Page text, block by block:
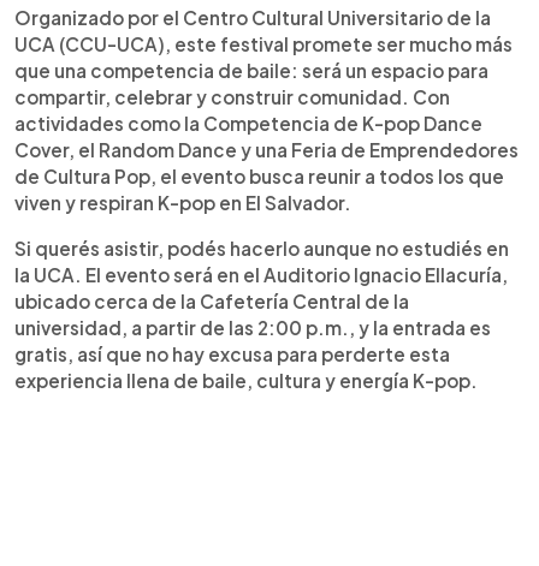
juvenil a través del arte. Un espacio donde el K-
pop se vive con pasión, talento y alegría.
Organizado por el Centro Cultural Universitario de la
UCA (CCU-UCA), este festival promete ser mucho más
que una competencia de baile: será un espacio para
compartir, celebrar y construir comunidad. Con
actividades como la Competencia de K-pop Dance
Cover, el Random Dance y una Feria de Emprendedores
de Cultura Pop, el evento busca reunir a todos los que
viven y respiran K-pop en El Salvador.
Si querés asistir, podés hacerlo aunque no estudiés en
la UCA. El evento será en el Auditorio Ignacio Ellacuría,
ubicado cerca de la Cafetería Central de la
universidad, a partir de las 2:00 p.m., y la entrada es
gratis, así que no hay excusa para perderte esta
experiencia llena de baile, cultura y energía K-pop.